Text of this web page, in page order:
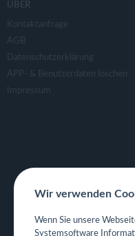
ÜBER
Kontaktanfrage
AGB
Datenschutzerklärung
APP- & Benutzerdaten löschen
Impressum
Wir verwenden
Wenn Sie unsere
Systemsoftware